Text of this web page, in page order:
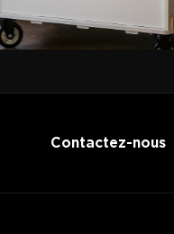
Contactez-nous